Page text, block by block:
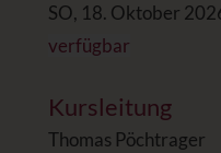
SO, 18. Oktober
verfügbar
Kursleitung
Thomas Pöchtrager